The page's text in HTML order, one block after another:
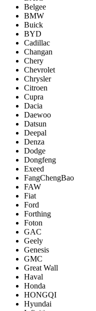
Belgee
BMW
Buick
BYD
Cadillac
Changan
Chery
Chevrolet
Chrysler
Citroen
Cupra
Dacia
Daewoo
Datsun
Deepal
Denza
Dodge
Dongfeng
Exeed
FangChengBao
FAW
Fiat
Ford
Forthing
Foton
GAC
Geely
Genesis
GMC
Great Wall
Haval
Honda
HONGQI
Hyundai